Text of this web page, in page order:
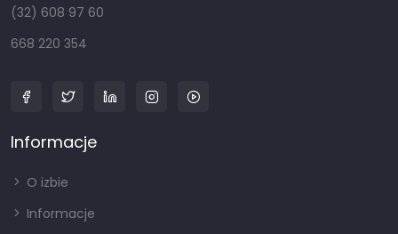
(32) 608 97 60
668 220 354
Informacje
O izbie
Informacje